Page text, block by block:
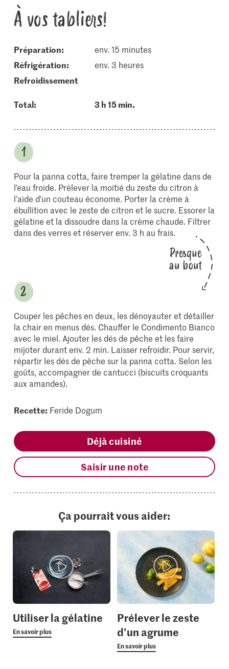
À vos tabliers!
Préparation:
env. 15 minutes
réfrigération:
env. 3 heures
refroidissement
Total: 3 h 15 min.
Pour la panna cotta, faire tremper la gélatine dans de
l’eau froide. Prélever la moitié du zeste du citron à
l’aide d’un couteau économe. Porter la crème à
ébullition avec le zeste de citron et le sucre. Essorer la
gélatine et la dissoudre dans la crème chaude. Filtrer
dans des verres et réserver env. 3 h au frais.
Presque
au bout
Couper les pêches en deux, les dénoyauter et détailler
la chair en menus dés. Chauffer le Condimento Bianco
avec le miel. Ajouter les dés de pêche et les faire
mijoter durant env. 2 min. Laisser refroidir. Pour servir,
répartir les dés de pêche sur la panna cotta. Selon les
goûts, accompagner de cantucci (biscuits croquants
aux amandes).
Recette: Feride Dogum
Déjà cuisiné
Saisir une note
Ça pourrait vous aider:
Utiliser la gélatine
En savoir plus
Prélever le zeste
d’un agrume
En savoir plus